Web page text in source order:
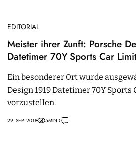
EDITORIAL
Meister ihrer Zunft: Porsche
Datetimer 70Y Sports Car
Ein besonderer Ort wurde
Design 1919 Datetimer 70Y
vorzustellen.
29. SEP. 2018 5MIN.0